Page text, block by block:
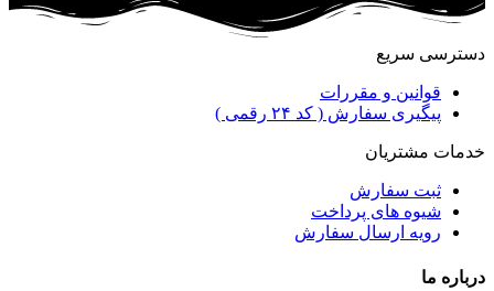
دسترسی سریع
قوانین و مقررات
پیگیری سفارش ( کد ۲۴ رقمی )
خدمات مشتریان
ثبت سفارش
شیوه های پرداخت
رویه ارسال سفارش
درباره ما